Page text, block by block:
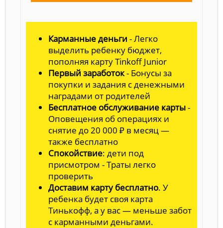
Карманные деньги - Легко
выделить ребенку бюджет,
пополняя карту Tinkoff Junior
Первый заработок- Бонусы за
покупки и задания с денежными
наградами от родителей
Бесплатное обслуживание карты-
Оповещения об операциях и
снятие до 20 000 ₽ в месяц —
также бесплатно
Спокойствие: дети под
присмотром - Траты легко
проверить
Доставим карту бесплатно. У
ребенка будет своя карта
Тинькофф, а у вас — меньше забот
с карманными деньгами.